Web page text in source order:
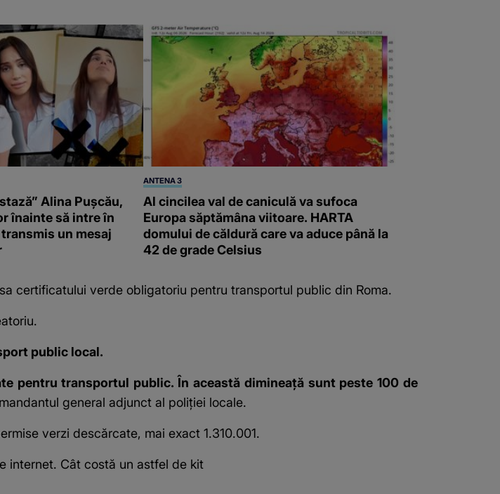
Alina Pușcău,
înainte să intre în
un mesaj
ANTENA 3
Al cincilea val de caniculă va sufoca
Europa săptămâna viitoare. HARTA
domului de căldură care va aduce până la
42 de grade Celsius
certificatului verde obligatoriu pentru transportul public din Roma.
public local.
pentru transportul public. În această dimineață sunt peste 100 de
general adjunct al poliției locale.
verzi descărcate, mai exact 1.310.001.
internet. Cât costă un astfel de kit